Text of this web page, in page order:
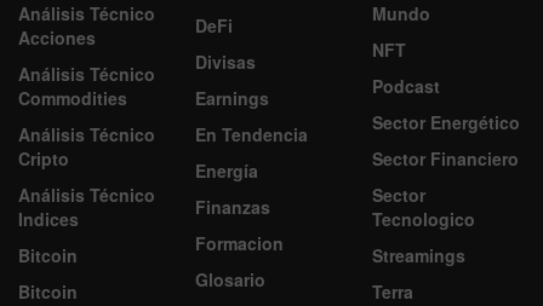
Análisis Técnico
Acciones
Análisis Técnico
Commodities
Análisis Técnico
Cripto
Análisis Técnico
Indices
Bitcoin
Bitcoin
DeFi
Divisas
Earnings
En Tendencia
Energía
Finanzas
Formacion
Glosario
Mundo
NFT
Podcast
Sector Energético
Sector Financiero
Sector
Tecnologico
Streamings
Terra